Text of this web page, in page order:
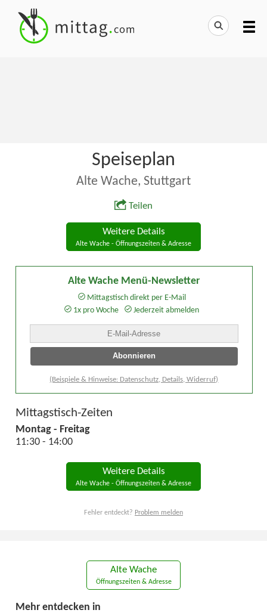
Speiseplan
Alte Wache, Stuttgart
Teilen
Weitere Details
Alte Wache - Öffnungszeiten & Adresse
Alte Wache Menü-Newsletter
Mittagstisch direkt per E-Mail
1x pro Woche
Jederzeit abmelden
(Beispiele & Hinweise: Datenschutz, Details, Widerruf)
Mittagstisch-Zeiten
Montag - Freitag
11:30 - 14:00
Weitere Details
Alte Wache - Öffnungszeiten & Adresse
Fehler entdeckt? Problem melden
Alte Wache
Öffnungszeiten & Adresse
Mehr entdecken in